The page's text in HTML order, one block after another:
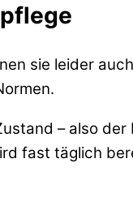
sie leider
– also
fast täglich